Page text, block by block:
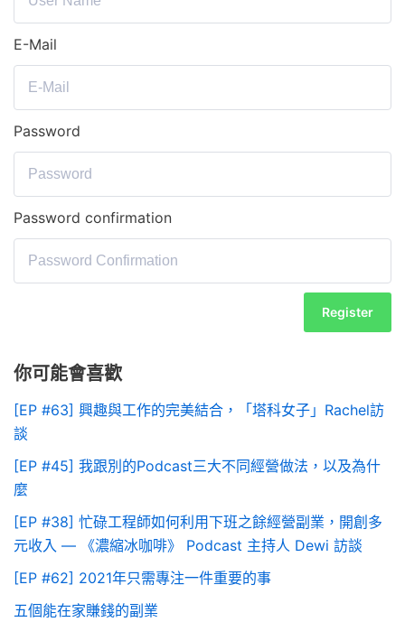
E-Mail
Password
Password confirmation
Register
你可能會喜歡
[EP #63] 興趣與工作的完美結合，「塔科女子」Rachel訪
談
[EP #45] 我跟別的Podcast三大不同經營做法，以及為什
麼
[EP #38] 忙碌工程師如何利用下班之餘經營副業，開創多
元收入 — 《濃縮冰咖啡》 Podcast 主持人 Dewi 訪談
[EP #62] 2021年只需專注一件重要的事
五個能在家賺錢的副業